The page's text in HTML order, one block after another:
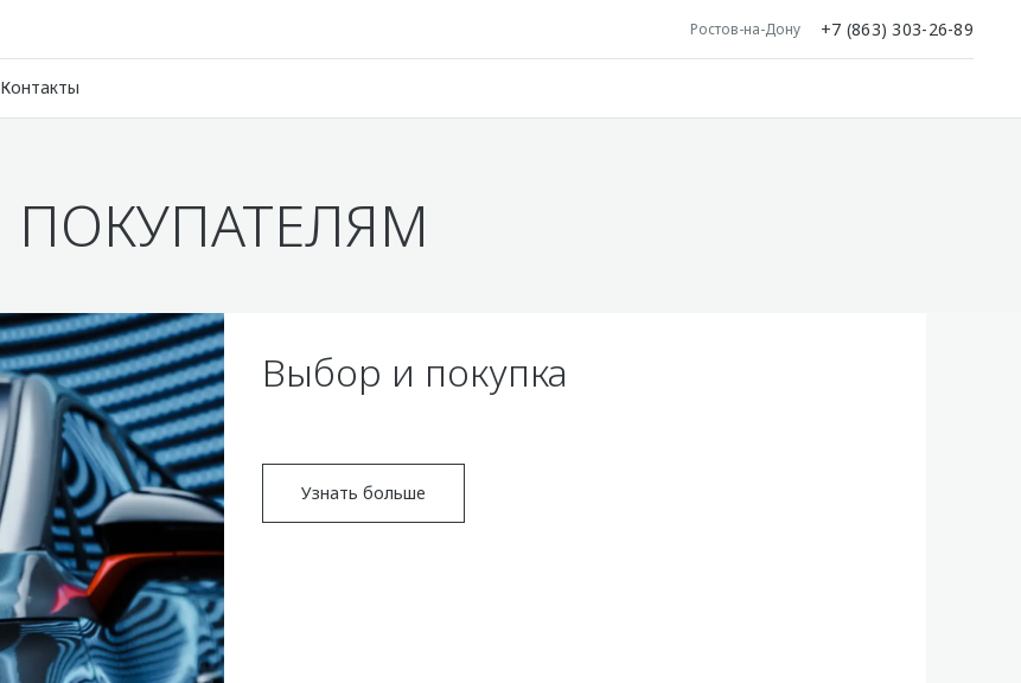
Ростов-на-Дону +7 (863) 303-26-89
Контакты
ПОКУПАТЕЛЯМ
Выбор и покупка
Узнать больше